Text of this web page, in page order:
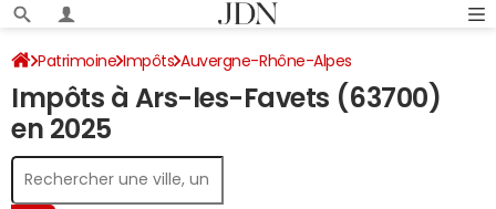
Patrimoine Impôts Auvergne-Rhône-Alpes
Puy-de-Dôme Ars-les-Favets Impôt sur le revenu
Impôts à Ars-les-Favets (63700)
en 2025